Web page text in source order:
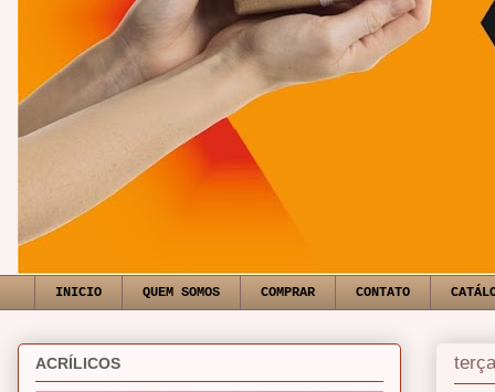
INICIO QUEM SOMOS COMPRAR CONTATO
ACRÍLICOS